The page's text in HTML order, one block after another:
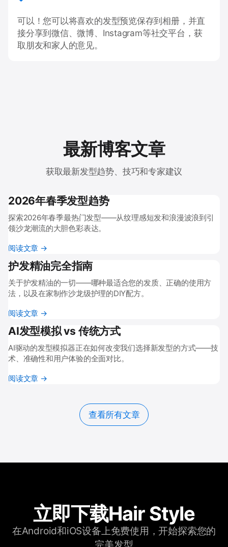
可以！您可以将喜欢的发型预览保存到相册，并直
接分享到微信、微博、Instagram等社交平台，获
取朋友和家人的意见。
最新博客文章
获取最新发型趋势、技巧和专家建议
2026年春季发型趋势
探索2026年春季最热门发型——从纹理感短发和浪漫波浪到引
领沙龙潮流的大胆色彩表达。
阅读文章 →
护发精油完全指南
关于护发精油的一切——哪种最适合您的发质、正确的使用方
法，以及在家制作沙龙级护理的DIY配方。
阅读文章 →
AI发型模拟 vs 传统方式
AI驱动的发型模拟器正在如何改变我们选择新发型的方式——技
术、准确性和用户体验的全面对比。
阅读文章 →
查看所有文章
立即下载Hair Style
在Android和iOS设备上免费使用，开始探索您的